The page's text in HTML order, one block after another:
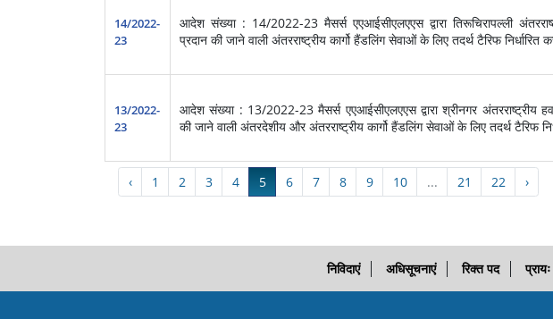
14/2022-
23
आदेश संख्या : 14/2022-23 मैसर्स एएआईसीएलएएस द्वारा तिरूचिरापल्ली
प्रदान की जाने वाली अंतरराष्ट्रीय कार्गो हैंडलिंग सेवाओं के लिए तदर्थ टैरिफ
13/2022-
23
आदेश संख्या : 13/2022-23 मैसर्स एएआईसीएलएएस द्वारा श्रीनगर अंतरराष्ट्रीय
की जाने वाली अंतरदेशीय और अंतरराष्ट्रीय कार्गो हैंडलिंग सेवाओं के लिए तदर्थ टैरिफ
‹ 1 2 3 4 5 6 7 8 9 10 ... 21 22 ›
निविदाएं अधिसूचनाएं रिक्त पद